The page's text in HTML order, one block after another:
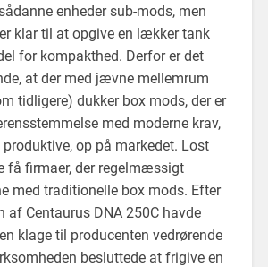
enheder sub-mods, men
klar til at opgive en lækker tank
for kompakthed. Derfor er det
at der med jævne mellemrum
tidligere) dukker box mods, der er
med moderne krav,
op på markedet. Lost
få firmaer, der regelmæssigt
med traditionelle box mods. Efter
af Centaurus DNA 250C havde
klage til producenten vedrørende
besluttede at frigive en